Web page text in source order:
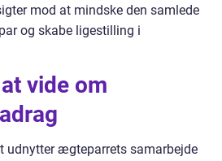
mod at mindske den samlede
og skabe ligestilling i
vide om
ægteparrets samarbejde